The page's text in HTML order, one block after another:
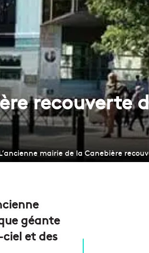
recouverte
mairie de la Canebière
géante
et des